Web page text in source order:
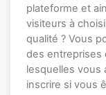
plateforme et
visiteurs à
qualité ? Vous
des entreprises
lesquelles vous
inscrire si vous